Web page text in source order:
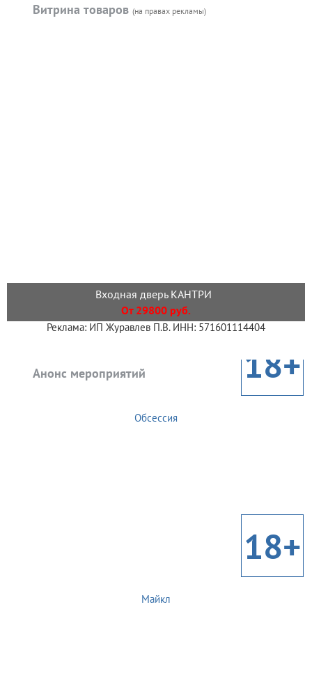
Витрина товаров (на правах рекламы)
Входная дверь КАНТРИ
От 29800 руб.
Реклама: ИП Журавлев П.В. ИНН: 571601114404
Анонс мероприятий 18+
Обсессия
18+
Майкл